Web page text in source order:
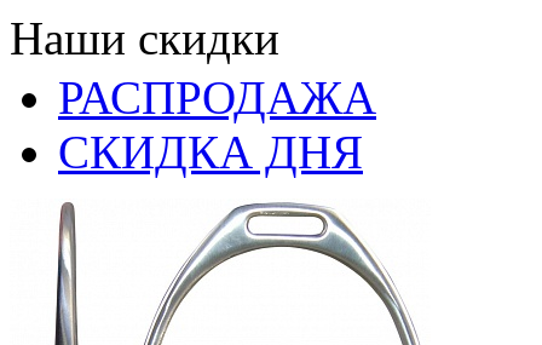
Наши скидки
РАСПРОДАЖА
СКИДКА ДНЯ